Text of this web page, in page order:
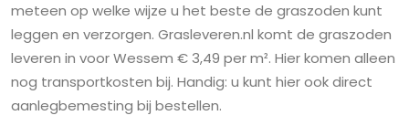
meteen op welke wijze u het beste de graszoden kunt
leggen en verzorgen. Grasleveren.nl komt de graszoden
leveren in voor Wessem € 3,49 per m². Hier komen alleen
nog transportkosten bij. Handig: u kunt hier ook direct
aanlegbemesting bij bestellen.